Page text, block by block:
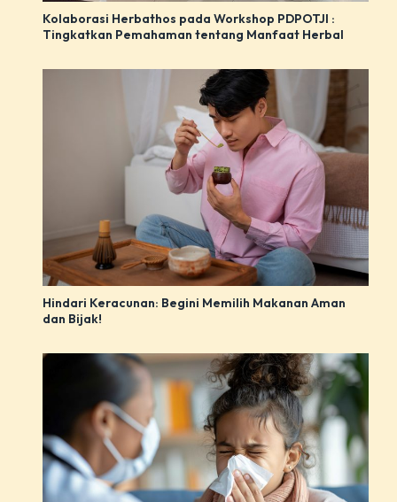
Kolaborasi Herbathos pada Workshop PDPOTJI :
Tingkatkan Pemahaman tentang Manfaat Herbal
Hindari Keracunan: Begini Memilih Makanan Aman
dan Bijak!